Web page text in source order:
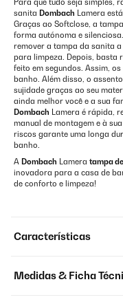
Para que tudo seja simples,
sanita Dombach Lamera
Graças ao Softclose, a
forma autónoma e
remover a tampa da sanita
para limpeza. Depois, basta
feito em segundos. Assim,
banho. Além disso, o
sujidade graças ao seu
ainda melhor você e a sua
Dombach Lamera é rápida,
manual de montagem e à
riscos garante uma longa
banho.
A Dombach Lamera tampa
inovadora para a casa de
de conforto e limpeza!
Características
Medidas & Ficha